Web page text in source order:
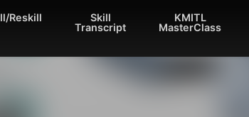
Reskill
Skill
Transcript
KMITL
MasterClass